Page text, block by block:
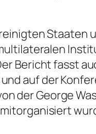
Staaten
Bericht fasst
auf der
der George